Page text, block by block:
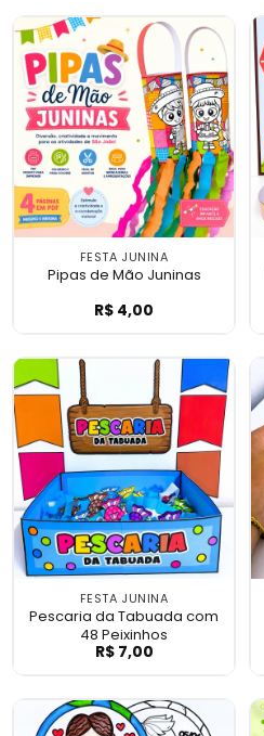
FESTA JUNINA
Pipas de Mão Juninas
Pipas de Mão
R$ 4,00
FESTA JUNINA
Pescaria da Tabuada com
48 Peixinhos
Pescaria da
R$7,00